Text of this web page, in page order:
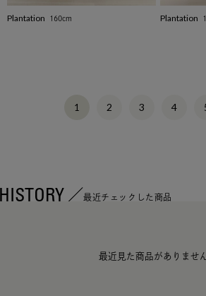
Plantation 160cm Plantation
1 2 3 4
最近チェックした商品
最近見た商品がありません